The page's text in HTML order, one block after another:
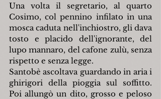
Una volta il segretario, al quarto
Cosimo, col pennino infilato in una
mosca caduta nell'inchiostro, gli dava
tosto e placido dell'ignorante, del
lupo mannaro, del cafone zulù, senza
rispetto e senza legge.
Santobè ascoltava guardando in aria i
ghirigori della pioggia sul soffitto.
Poi allungò un dito, grosso e peloso